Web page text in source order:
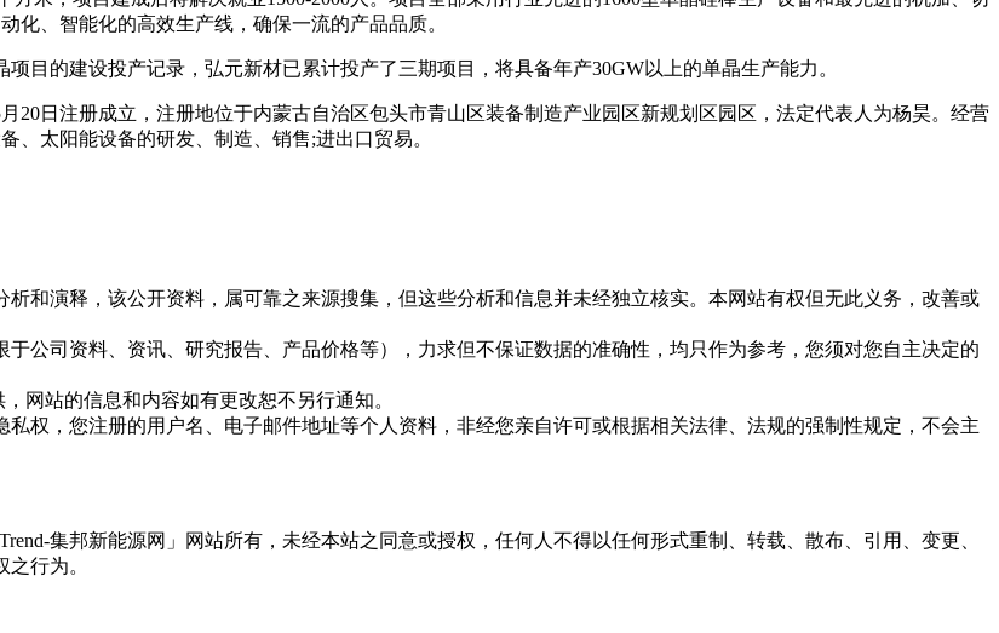
化、智能化的高效生产线，确保一流的产品品质。
目的建设投产记录，弘元新材已累计投产了三期项目，将具备年产30GW以上的单晶生产能力。
20日注册成立，注册地位于内蒙古自治区包头市青山区装备制造产业园区新规划区园区，法定代表人为杨昊。经营
、太阳能设备的研发、制造、销售;进出口贸易。
析和演释，该公开资料，属可靠之来源搜集，但这些分析和信息并未经独立核实。本网站有权但无此义务，改善或
于公司资料、资讯、研究报告、产品价格等），力求但不保证数据的准确性，均只作为参考，您须对您自主决定的
网站的信息和内容如有更改恕不另行通知。
私权，您注册的用户名、电子邮件地址等个人资料，非经您亲自许可或根据相关法律、法规的强制性规定，不会主
集邦新能源网」网站所有，未经本站之同意或授权，任何人不得以任何形式重制、转载、散布、引用、变更、
行为。